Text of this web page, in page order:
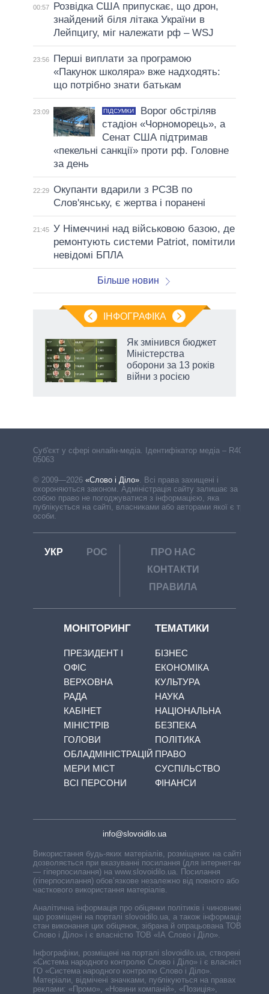
00:57
Розвідка США припускає, що дрон,
знайдений біля літака України в
Лейпцигу, міг належати рф – WSJ
23:56
Перші виплати за програмою
«Пакунок школяра» вже надходять:
що потрібно знати батькам
23:09 ПІДСУМКИ
Ворог обстріляв
стадіон «Чорноморець», а
Сенат США підтримав
«пекельні санкції» проти рф. Головне
за день
22:29 Окупанти вдарили з РСЗВ по
Слов'янську, є жертва і поранені
21:45 У Німеччині над військовою базою, де
ремонтують системи Patriot, помітили
невідомі БПЛА
Більше новин
ІНФОГРАФІКА
Як змінився бюджет
Міністерства
оборони за 13 років
війни з росією
Cуб'єкт у сфері онлайн-медіа. Ідентифікатор медіа – R40-
05063
© 2009—2026 «Слово і Діло». Всі права захищені і
охороняються законом. Адміністрація сайту залишає за
собою право не погоджуватися з інформацією, яка
публікується на сайті, власниками або авторами якої є треті
особи.
УКР РОС
ПРО НАС
КОНТАКТИ
ПРАВИЛА
МОНІТОРИНГ
ПРЕЗИДЕНТ І
ОФІС
ВЕРХОВНА
РАДА
КАБІНЕТ
МІНІСТРІВ
ГОЛОВИ
ОБЛАДМІНІСТРАЦІЙ
МЕРИ МІСТ
ВСІ ПЕРСОНИ
ТЕМАТИКИ
БІЗНЕС
ЕКОНОМІКА
КУЛЬТУРА
НАУКА
НАЦІОНАЛЬНА
БЕЗПЕКА
ПОЛІТИКА
ПРАВО
СУСПІЛЬСТВО
ФІНАНСИ
info@slovoidilo.ua
Використання будь-яких матеріалів, розміщених на сайті,
дозволяється при вказуванні посилання (для інтернет-видань
— гіперпосилання) на www.slovoidilo.ua. Посилання
(гіперпосилання) обов’язкове незалежно від повного або
часткового використання матеріалів.
Аналітична інформація про обіцянки політиків і чиновників,
що розміщені на порталі slovoidilo.ua, а також інформація про
стан виконання цих обіцянок, зібрана й опрацьована ТОВ «ІА
Слово і Діло» і є власністю ТОВ «ІА Слово і Діло».
Інфографіки, розміщені на порталі slovoidilo.ua, створені ГО
«Система народного контролю Слово і Діло» і є власністю
ГО «Система народного контролю Слово і Діло».
Матеріали, відмічені значками, публікуються на правах
реклами: «Промо», «Новини компаній», «Позиція»,